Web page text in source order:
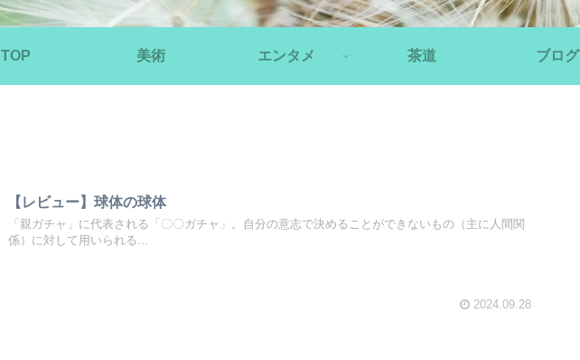
TOP 美術 エンタメ 茶道 ブログ
【レビュー】球体の球体
「親ガチャ」に代表される「〇〇ガチャ」。自分の意志で決めることができないもの（主に人間関
係）に対して用いられる...
2024.09.28